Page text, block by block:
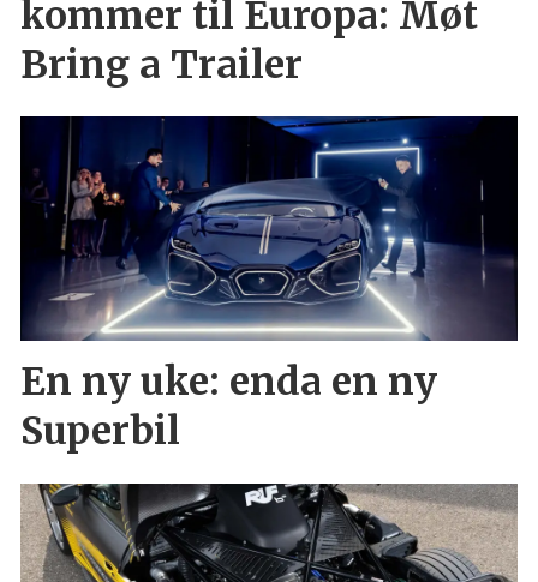
kommer til Europa: Møt
Bring a Trailer
En ny uke: enda en ny
Superbil